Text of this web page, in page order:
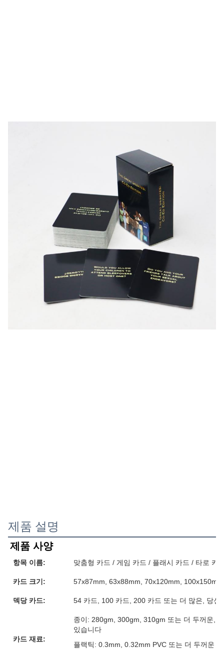
제품 설명
제품 사양
항목 이름: 맞춤형 카드 / 게임 카드 / 플래시 카드 / 타로 카
카드 크기: 57x87mm, 63x88mm, 70x120mm,
덱당 카드: 54 카드, 100 카드, 200 카드 또는 더 많은, 당신
카드 재료:
종이: 280gm, 300gm, 310gm 또는 더 두꺼운,
있습니다
플랙틱: 0.3mm, 0.32mm PVC 또는 더 두꺼운